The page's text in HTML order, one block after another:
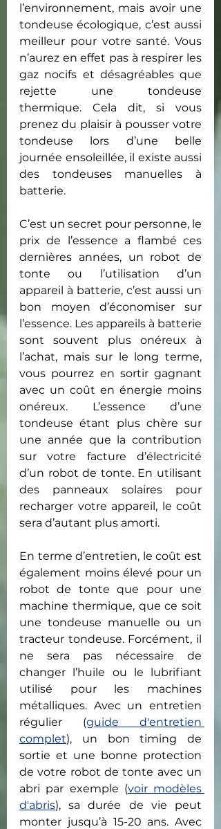
l’environnement, mais avoir une
tondeuse écologique, c’est aussi
meilleur pour votre santé. Vous
n’aurez en effet pas à respirer les
gaz nocifs et désagréables que
rejette une tondeuse
thermique. Cela dit, si vous
prenez du plaisir à pousser votre
tondeuse lors d’une belle
journée ensoleillée, il existe aussi
des tondeuses manuelles à
batterie.
C’est un secret pour personne, le
prix de l’essence a flambé ces
dernières années, un robot de
tonte ou l’utilisation d’un
appareil à batterie, c’est aussi un
bon moyen d’économiser sur
l’essence. Les appareils à batterie
sont souvent plus onéreux à
l’achat, mais sur le long terme,
vous pourrez en sortir gagnant
avec un coût en énergie moins
onéreux. L’essence d’une
tondeuse étant plus chère sur
une année que la contribution
sur votre facture d’électricité
d’un robot de tonte. En utilisant
des panneaux solaires pour
recharger votre appareil, le coût
sera d’autant plus amorti.
En terme d’entretien, le coût est
également moins élevé pour un
robot de tonte que pour une
machine thermique, que ce soit
une tondeuse manuelle ou un
tracteur tondeuse. Forcément, il
ne sera pas nécessaire de
changer l’huile ou le lubrifiant
utilisé pour les machines
métalliques. Avec un entretien
régulier (guide d'entretien
complet), un bon timing de
sortie et une bonne protection
de votre robot de tonte avec un
abri par exemple (voir modèles
d'abris), sa durée de vie peut
monter jusqu’à 15-20 ans. Avec